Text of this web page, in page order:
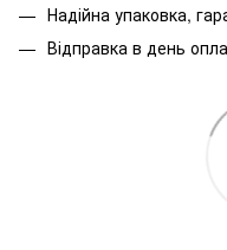
Надійна упаковка,
Відправка в день